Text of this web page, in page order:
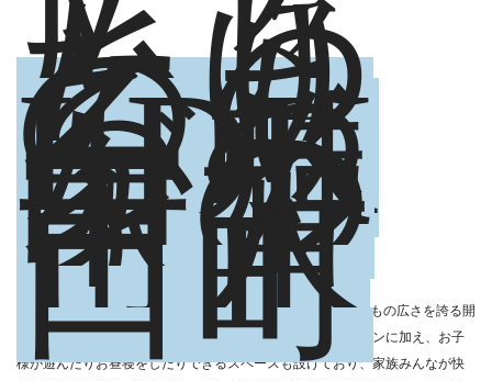
とし
たゆ
とり
のあ
る
LDK
が魅
力の
家｜
甲賀
市水
口町
広々としたLDKをご希望されたお客様の声を形にし、23.3帖もの広さを誇る開
放的な空間を実現しました。リビング・ダイニング・キッチンに加え、お子
様が遊んだりお昼寝をしたりできるスペースも設けており、家族みんなが快